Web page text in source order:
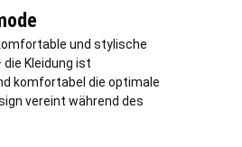
und stylische
die Kleidung ist
komfortabel die optimale
vereint während des